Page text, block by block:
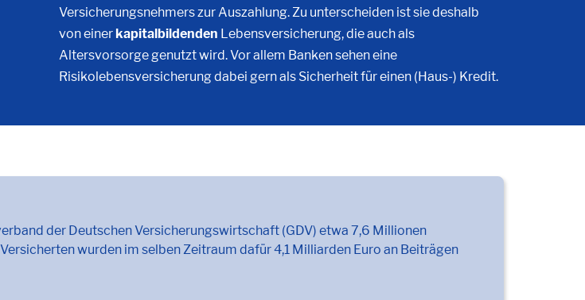
Versicherungsnehmers zur Auszahlung. Zu unterscheiden ist sie deshalb
von einerkapitalbildenden Lebensversicherung, die auch als
Altersvorsorge genutzt wird. Vor allem Banken sehen eine
Risikolebensversicherung dabei gern als Sicherheit für einen (Haus-) Kredit.
der Deutschen Versicherungswirtschaft (GDV) etwa 7,6 Millionen
wurden im selben Zeitraum dafür 4,1 Milliarden Euro an Beiträgen